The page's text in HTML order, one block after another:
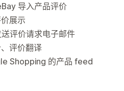
导入产品评价
展示
评价请求电子邮件
评价翻译
Shopping 的产品 feed